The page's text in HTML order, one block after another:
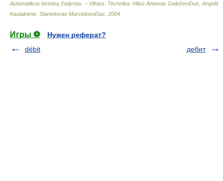
Automatikos terminų žodynas. – Vilnius: Technika Vilius Antanas Geleževičius, Angelė
Kaulakienė, Stanislovas Marcinkevičius 2004
Игры ⚽
Нужен реферат?
débit
дебит